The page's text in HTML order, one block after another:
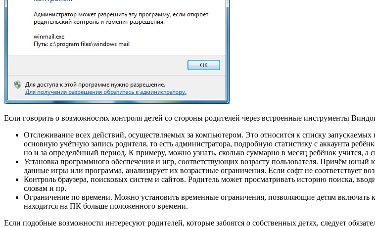
Если говорить о возможностях контроля детей со стороны родителей через встроенные инструменты
Отслеживание всех действий, осуществляемых за компьютером. Это относится к списку
основную учётную запись родителя, то есть администратора, подробную статистику с аккаунта
но и за определённый период. К примеру, можно узнать, сколько суммарно в месяц ребёнок учится, а
Установка программного обеспечения и игр, соответствующих возрасту пользователя. Причём
данные игры или программа, анализирует их возрастные ограничения. Если софт не соответствует
Контроль браузера, поисковых систем и сайтов. Родитель может просматривать историю поиска,
словам и пр.
Ограничение по времени. Можно установить временные ограничения, позволяющие детям включать
находится на ПК больше положенного времени.
Если подобные возможности интересуют родителей, которые забоятся о собственных детях, следует